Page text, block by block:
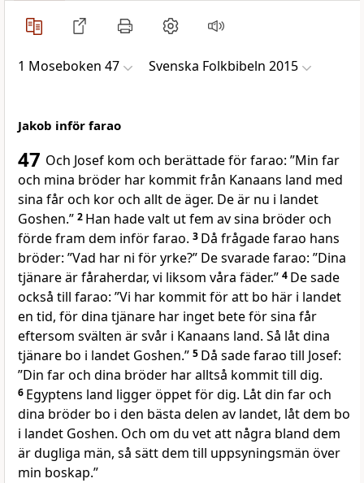
1 Moseboken 47 Svenska Folkbibeln 2015
Jakob inför farao
47 Och Josef kom och berättade för farao: ”Min far
och mina bröder har kommit från Kanaans land med
sina får och kor och allt de äger. De är nu i landet
Goshen.” 2 Han hade valt ut fem av sina bröder och
förde fram dem inför farao. 3 Då frågade farao hans
bröder: ”Vad har ni för yrke?” De svarade farao: ”Dina
tjänare är fåraherdar, vi liksom våra fäder.” 4 De sade
också till farao: ”Vi har kommit för att bo här i landet
en tid, för dina tjänare har inget bete för sina får
eftersom svälten är svår i Kanaans land. Så låt dina
tjänare bo i landet Goshen.” 5 Då sade farao till Josef:
”Din far och dina bröder har alltså kommit till dig.
6 Egyptens land ligger öppet för dig. Låt din far och
dina bröder bo i den bästa delen av landet, låt dem bo
i landet Goshen. Och om du vet att några bland dem
är dugliga män, så sätt dem till uppsyningsmän över
min boskap.”